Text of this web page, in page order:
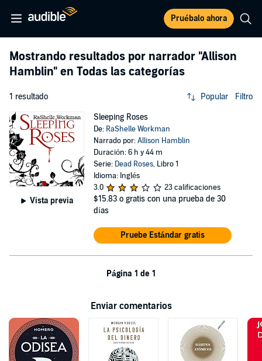
Pruébalo ahora
Mostrando resultados por narrador "Allison
Hamblin" en Todas las categorías
1 resultado Popular Filtro
Vista previa
Sleeping Roses
De: RaShelle Workman
Narrado por:Allison Hamblin
Duración: 6 h y 44 m
Serie: Dead Roses, Libro 1
Idioma: Inglés
3.0
23 calificaciones
$15.83 o gratis con una prueba de 30
días
Pruebe Estándar gratis
Página 1 de 1
Enviar comentarios